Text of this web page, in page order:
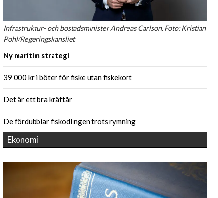
Infrastruktur- och bostadsminister Andreas Carlson. Foto: Kristian
Pohl/Regeringskansliet
Ny maritim strategi
39 000 kr i böter för fiske utan fiskekort
Det är ett bra kräftår
De fördubblar fiskodlingen trots rymning
Ekonomi